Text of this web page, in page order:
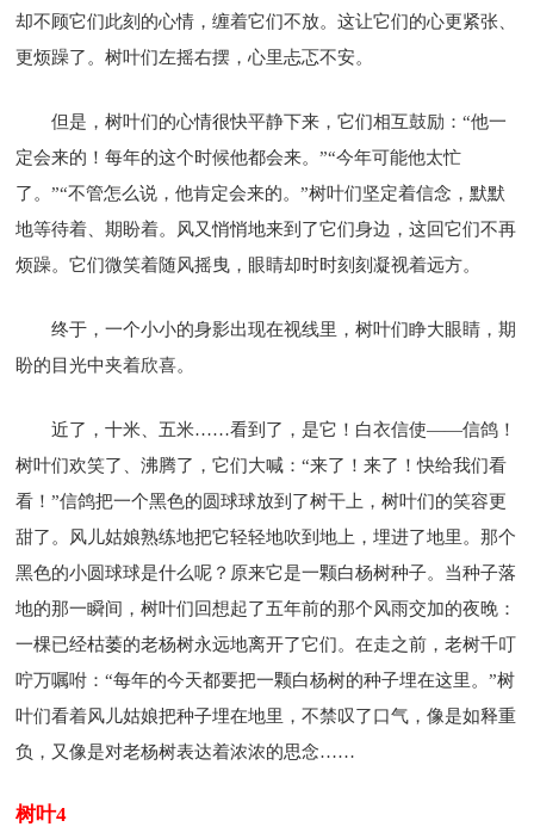
却不顾它们此刻的心情，缠着它们不放。这让它们的心更紧张、
更烦躁了。树叶们左摇右摆，心里忐忑不安。
但是，树叶们的心情很快平静下来，它们相互鼓励：“他一
定会来的！每年的这个时候他都会来。”“今年可能他太忙
了。”“不管怎么说，他肯定会来的。”树叶们坚定着信念，默默
地等待着、期盼着。风又悄悄地来到了它们身边，这回它们不再
烦躁。它们微笑着随风摇曳，眼睛却时时刻刻凝视着远方。
终于，一个小小的身影出现在视线里，树叶们睁大眼睛，期
盼的目光中夹着欣喜。
近了，十米、五米……看到了，是它！白衣信使——信鸽！
树叶们欢笑了、沸腾了，它们大喊：“来了！来了！快给我们看
看！”信鸽把一个黑色的圆球球放到了树干上，树叶们的笑容更
甜了。风儿姑娘熟练地把它轻轻地吹到地上，埋进了地里。那个
黑色的小圆球球是什么呢？原来它是一颗白杨树种子。当种子落
地的那一瞬间，树叶们回想起了五年前的那个风雨交加的夜晚：
一棵已经枯萎的老杨树永远地离开了它们。在走之前，老树千叮
咛万嘱咐：“每年的今天都要把一颗白杨树的种子埋在这里。”树
叶们看着风儿姑娘把种子埋在地里，不禁叹了口气，像是如释重
负，又像是对老杨树表达着浓浓的思念……
树叶4